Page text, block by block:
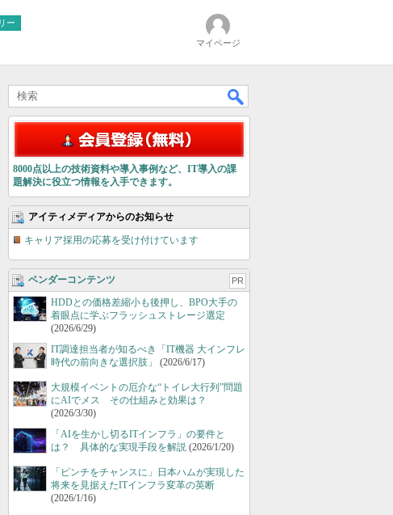
ー
マイページ
8000点以上の技術資料や導入事例など、IT導入の課
題解決に役立つ情報を入手できます。
アイティメディアからのお知らせ
キャリア採用の応募を受け付けています
ベンダーコンテンツ PR
HDDとの価格差縮小も後押し、BPO大手の
着眼点に学ぶフラッシュストレージ選定
(2026/6/29)
IT調達担当者が知るべき「IT機器 大インフレ
時代の前向きな選択肢」
(2026/6/17)
大規模イベントの厄介な“トイレ大行列”問題
にAIでメス その仕組みと効果は？
(2026/3/30)
「AIを生かし切るITインフラ」の要件と
は？ 具体的な実現手段を解説 (2026/1/20)
「ピンチをチャンスに」日本ハムが実現した
将来を見据えたITインフラ変革の英断
(2026/1/16)